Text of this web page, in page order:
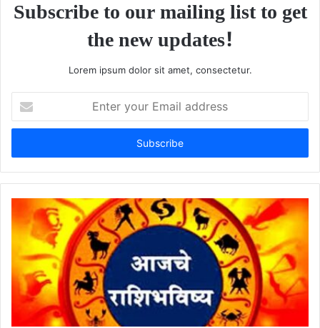
Subscribe to our mailing list to get
the new updates!
Lorem ipsum dolor sit amet, consectetur.
your
Email